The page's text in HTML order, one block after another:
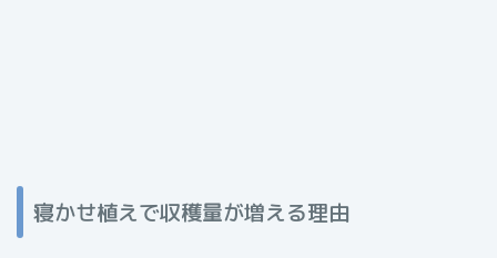
寝かせ植えで収穫量が増える理由